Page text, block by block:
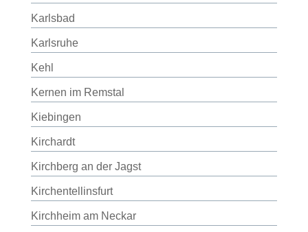
Karlsbad
Karlsruhe
Kehl
Kernen im Remstal
Kiebingen
Kirchardt
Kirchberg an der Jagst
Kirchentellinsfurt
Kirchheim am Neckar